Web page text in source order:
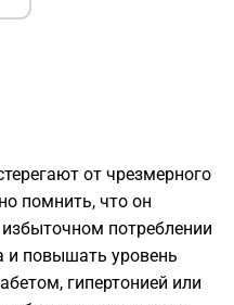
от чрезмерного
помнить, что он
потреблении
и повышать уровень
гипертонией или